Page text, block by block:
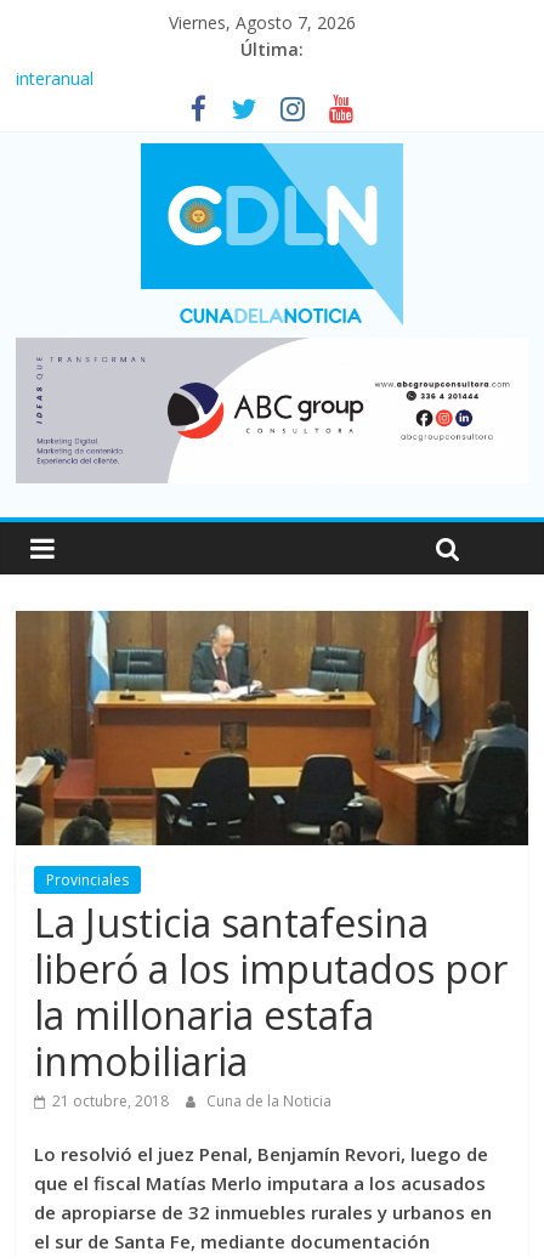
Viernes, Agosto 7, 2026
Última:
Fuerte caída de la venta de autos usados en julio: bajó un 12,6%
Central venció 1 a 0 al River de Coudet en el Monumental
La morosidad alcanzó su nivel más alto en dos décadas y ya
afecta a 400 mil deudores en Santa Fe
Desde que asumió Milei cerraron 41.000 kioscos: el sector
denuncia crisis como en 2001
Vacaciones de invierno con más movimiento y consumo
turístico: 4,6 millones de personas viajaron por el país, un 5,9%
Provinciales
La Justicia santafesina
liberó a los imputados por
la millonaria estafa
inmobiliaria
21 octubre, 2018 Cuna de la Noticia
Lo resolvió el juez Penal, Benjamín Revori, luego de
que el fiscal Matías Merlo imputara a los acusados
de apropiarse de 32 inmuebles rurales y urbanos en
el sur de Santa Fe, mediante documentación